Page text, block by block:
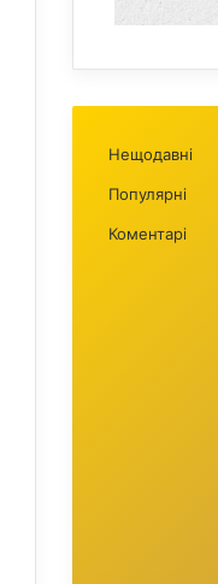
Нещодавні
Популярні
Коментарі